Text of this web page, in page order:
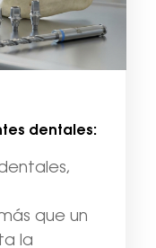
dentales:
,
que un
la